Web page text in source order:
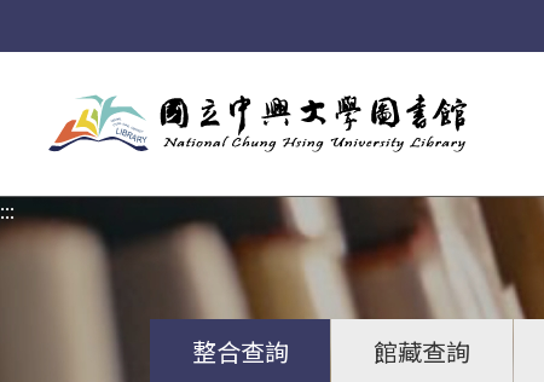
:::
整合查詢 館藏查詢